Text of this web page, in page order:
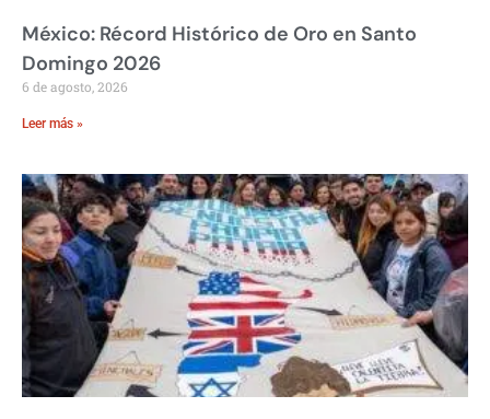
México: Récord Histórico de Oro en Santo
Domingo 2026
6 de agosto, 2026
Leer más »